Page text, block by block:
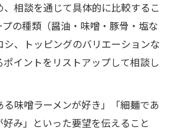
相談を通じて具体的に比較するこ
の種類（醤油・味噌・豚骨・塩な
シ、トッピングのバリエーションな
イントをリストアップして相談し
味噌ラーメンが好き」「細麺であ
み」といった要望を伝えること